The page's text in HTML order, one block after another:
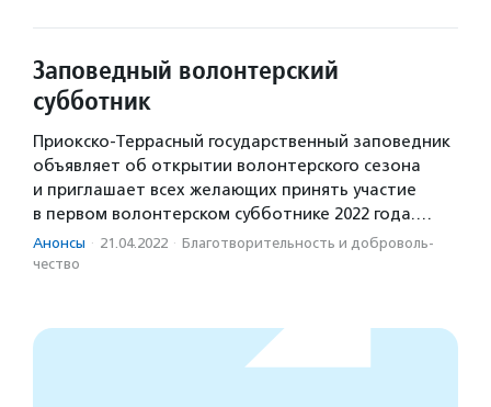
Заповедный волонтерский
субботник
Приокско-Террасный государственный заповедник
объявляет об открытии волонтерского сезона
и приглашает всех желающих принять участие
в первом волонтерском субботнике 2022 года.…
Анонсы · 21.04.2022 · Благотвори­тель­ность и доброволь­
чест­во